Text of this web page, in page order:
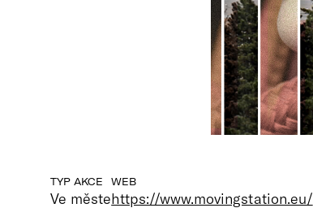
TYP AKCE
Ve měste
WEB
https://www.movingstation.eu/